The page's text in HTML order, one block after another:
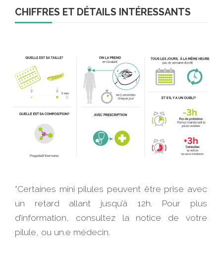
CHIFFRES ET DÉTAILS INTÉRESSANTS
*Certaines mini pilules peuvent être prise avec
un retard allant jusqu’à 12h. Pour plus
d’information, consultez la notice de votre
pilule, ou un.e médecin.